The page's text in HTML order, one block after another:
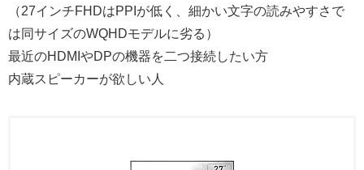
（27インチFHDはPPIが低く、細かい文字の読みやすさで
は同サイズのWQHDモデルに劣る）
最近のHDMIやDPの機器を二つ接続したい方
内蔵スピーカーが欲しい人